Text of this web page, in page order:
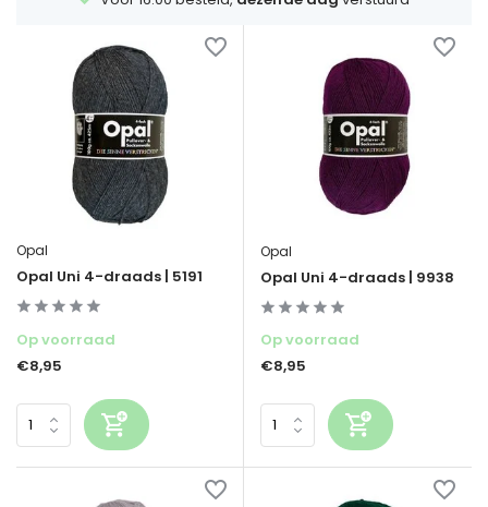
Opal
Opal Uni 4-draads | 5191
Op voorraad
€8,95
Opal
Opal Uni 4-draads | 9938
Op voorraad
€8,95